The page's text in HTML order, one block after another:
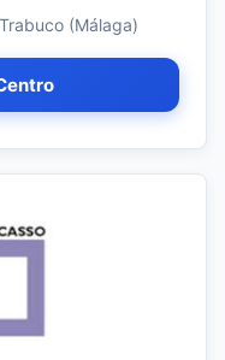
(Málaga)